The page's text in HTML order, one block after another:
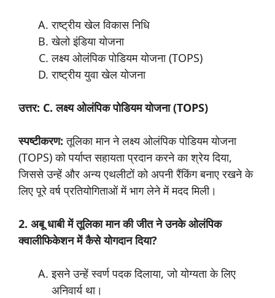
राष्ट्रीय खेल विकास निधि
खेलो इंडिया योजना
लक्ष्य ओलंपिक पोडियम योजना (TOPS)
राष्ट्रीय युवा खेल योजना
उत्तर: C. लक्ष्य ओलंपिक पोडियम योजना (TOPS)
स्पष्टीकरण: तूलिका मान ने लक्ष्य ओलंपिक पोडियम योजना
(TOPS) को पर्याप्त सहायता प्रदान करने का श्रेय दिया,
जिससे उन्हें और अन्य एथलीटों को अपनी रैंकिंग बनाए रखने के
लिए पूरे वर्ष प्रतियोगिताओं में भाग लेने में मदद मिली।
2. अबू धाबी में तूलिका मान की जीत ने उनके ओलंपिक
क्वालीफिकेशन में कैसे योगदान दिया?
इसने उन्हें स्वर्ण पदक दिलाया, जो योग्यता के लिए
अनिवार्य था।